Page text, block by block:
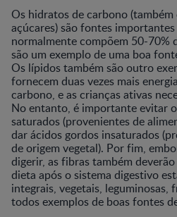
Os hidratos de carbono
açúcares) são fontes importantes
normalmente compõem 50-70%
são um exemplo de uma boa
Os lípidos também são outro
fornecem duas vezes mais
carbono, e as crianças ativas
No entanto, é importante evitar
saturados (provenientes de
dar ácidos gordos insaturados
de origem vegetal). Por fim,
digerir, as fibras também
dieta após o sistema digestivo
integrais, vegetais, leguminosas,
todos exemplos de boas fontes